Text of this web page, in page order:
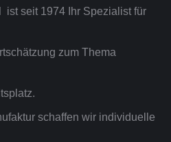
ist seit 1974 Ihr Spezialist für
zum Thema
schaffen wir individuelle